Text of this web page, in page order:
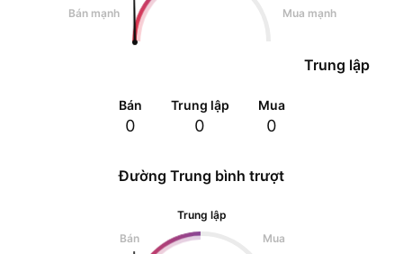
Bán mạnh Mua mạnh
Trung lập
Bán
0
Trung lập
0
Mua
0
Đường Trung bình trượt
Trung lập
Bán
Mua